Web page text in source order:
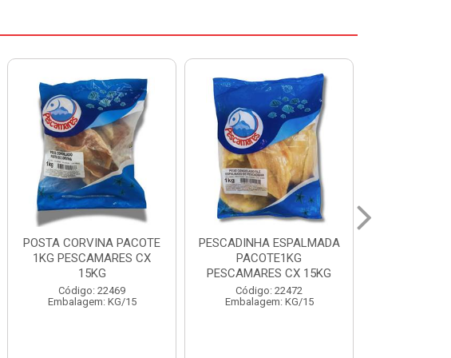
PESCADINHA ESPALMADA
PACOTE1KG
PESCAMARES CX 15KG
Código: 22472
Embalagem: KG/15
FILE DE PANGA PREMIUM
PACOTE 1KG CAIXA 10KG
Código: 20021
Embalagem: KG/10